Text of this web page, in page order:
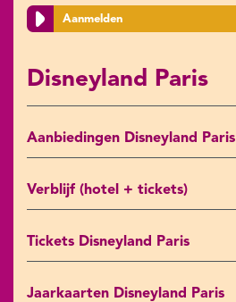
Aanmelden
Disneyland Paris
Aanbiedingen Disneyland Paris
Verblijf (hotel + tickets)
Tickets Disneyland Paris
Jaarkaarten Disneyland Paris